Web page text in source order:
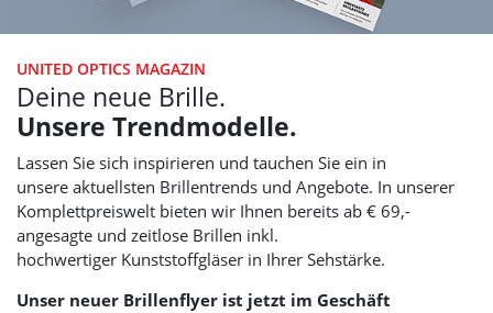
UNITED OPTICS MAGAZIN
Deine neue Brille.
Unsere Trendmodelle.
Lassen Sie sich inspirieren und tauchen Sie ein in
unsere aktuellsten Brillentrends und Angebote. In unserer
Komplettpreiswelt bieten wir Ihnen bereits ab € 69,-
angesagte und zeitlose Brillen inkl.
hochwertiger Kunststoffgläser in Ihrer Sehstärke.
Unser neuer Brillenflyer ist jetzt im Geschäft